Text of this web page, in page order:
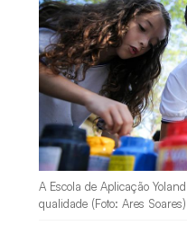
A Escola de Aplicação
qualidade (Foto: Ares Soares)